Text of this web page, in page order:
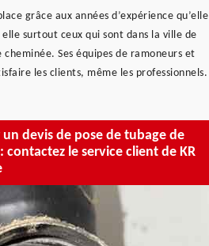
grâce aux années d’expérience qu’elle
surtout ceux qui sont dans la ville de
Ses équipes de ramoneurs et
les clients, même les professionnels.
devis de pose de tubage de
contactez le service client de KR